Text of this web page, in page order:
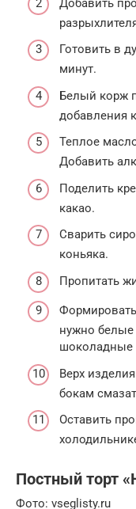
Добавить
Готовить в
минут.
Белый корж
добавления
Теплое
Добавить
Поделить
какао.
Сварить
коньяка.
Пропитать
нужно
Верх
бокам
Оставить
Постный торт
Фото: vseglisty.ru